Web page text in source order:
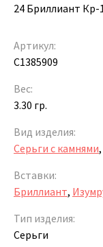
24 Бриллиант Кр-
Артикул:
С1385909
Вес:
3.30 гр.
Вид изделия:
Серьги с камнями,
Вставки:
Бриллиант,
Тип изделия:
Серьги